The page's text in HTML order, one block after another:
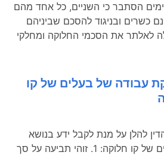
הסתבר כי השניים, כל אחד מהם
כשרים ובניגוד להסכם שביניהם
לאלתר את הסכמי החלוקה ומחלקי
עבודה של בעלים של קו
להלן על מנת לקבל ידע בנושא
הפסקת עבודה של בעלים של קו חלוקה: 1. זוהי תביעה על סך